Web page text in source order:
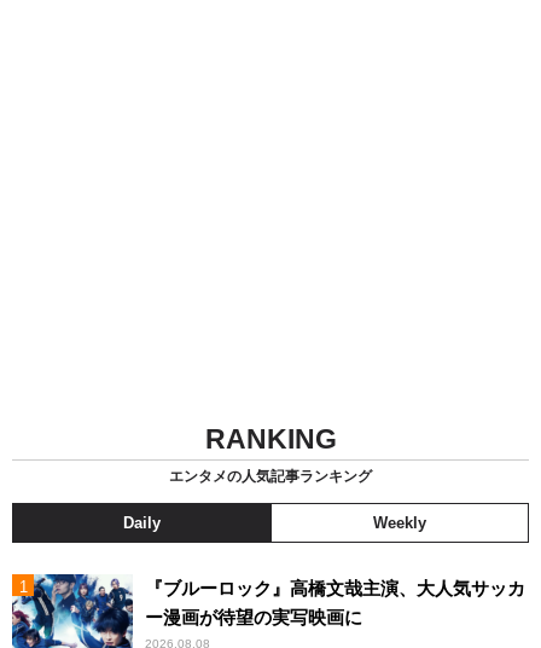
RANKING
エンタメの人気記事ランキング
Daily Weekly
『ブルーロック』高橋文哉主演、大人気サッカ
ー漫画が待望の実写映画に
2026.08.08